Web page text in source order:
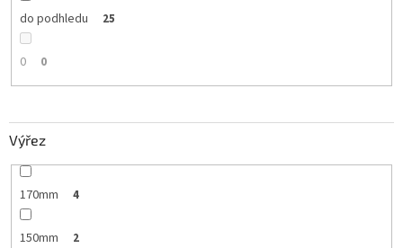
do podhledu 25
0 0
Výřez
170mm 4
150mm 2